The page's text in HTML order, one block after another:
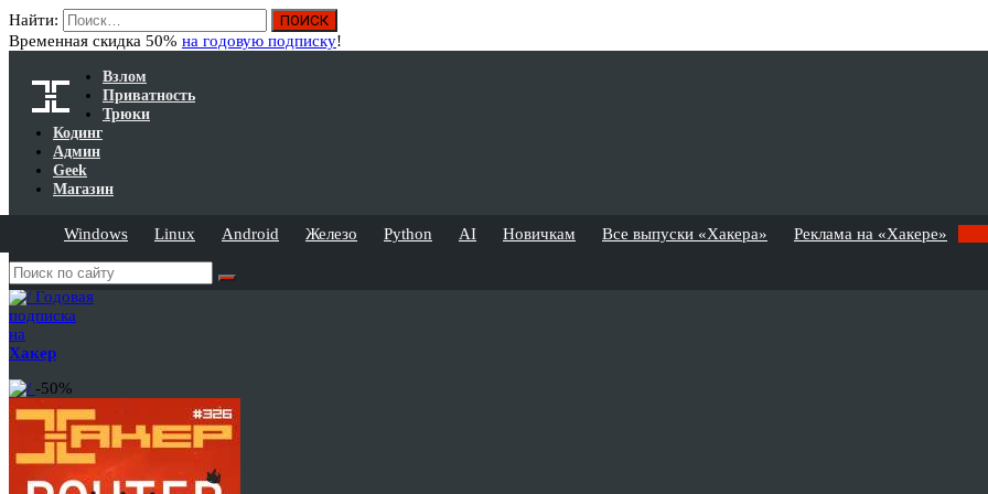
Найти:
Временная скидка 50% на годовую подписку!
Взлом
Приватность
Трюки
Кодинг
Админ
Geek
Магазин
Windows Linux Android Железо Python AI Новичкам Все выпуски «Хакера» Реклама на «Хакере»
Годовая
подписка
на
Хакер
-50%